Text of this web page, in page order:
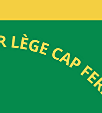
Exporter toutes les colonnes